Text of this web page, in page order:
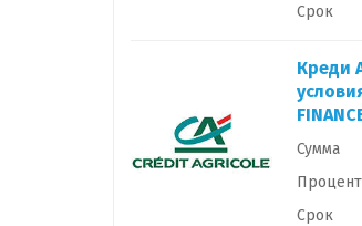
Срок
Креди
Сумма
Срок